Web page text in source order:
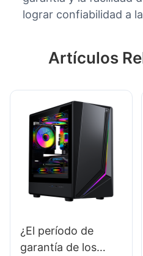
lograr confiabilidad a
Artículos
¿El período de
garantía de los